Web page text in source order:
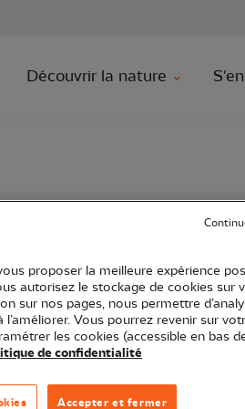
Aller à la
Découvrir la nature
des
proposer la meilleure expérience
autorisez le stockage de cookies sur
sur nos pages, nous permettre
Vous pourrez revenir sur
les cookies (accessible en bas
de confidentialité
Accepter et fermer